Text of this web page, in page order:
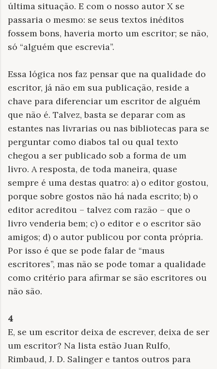
última situação. E com o nosso autor X se
passaria o mesmo: se seus textos inéditos
fossem bons, haveria morto um escritor; se não,
só “alguém que escrevia”.
Essa lógica nos faz pensar que na qualidade do
escritor, já não em sua publicação, reside a
chave para diferenciar um escritor de alguém
que não é. Talvez, basta se deparar com as
estantes nas livrarias ou nas bibliotecas para se
perguntar como diabos tal ou qual texto
chegou a ser publicado sob a forma de um
livro. A resposta, de toda maneira, quase
sempre é uma destas quatro: a) o editor gostou,
porque sobre gostos não há nada escrito; b) o
editor acreditou – talvez com razão – que o
livro venderia bem; c) o editor e o escritor são
amigos; d) o autor publicou por conta própria.
Por isso é que se pode falar de “maus
escritores”, mas não se pode tomar a qualidade
como critério para afirmar se são escritores ou
não são.
4
E, se um escritor deixa de escrever, deixa de ser
um escritor? Na lista estão Juan Rulfo,
Rimbaud, J. D. Salinger e tantos outros para